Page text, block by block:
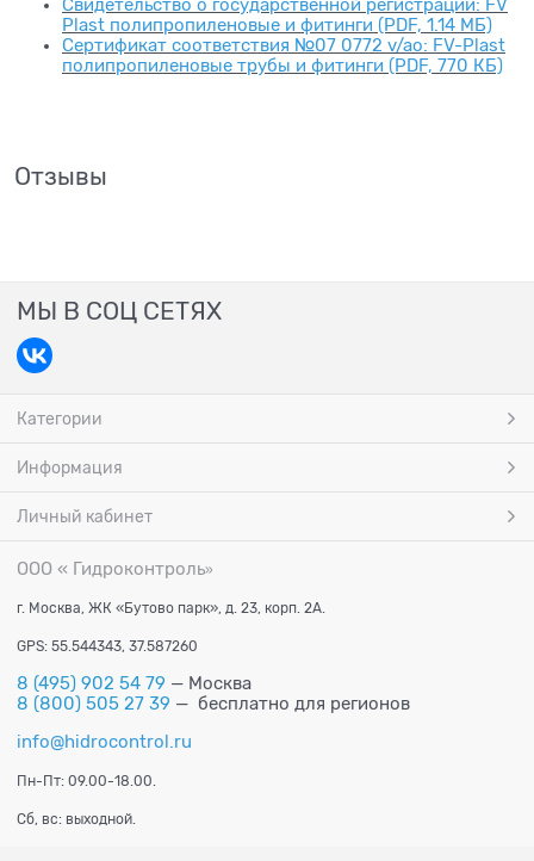
Свидетельство о государственной регистрации: FV
Plast полипропиленовые и фитинги (PDF, 1.14 МБ)
Сертификат соответствия №07 0772 v/ao: FV-Plast
полипропиленовые трубы и фитинги (PDF, 770 КБ)
Отзывы
МЫ В СОЦ СЕТЯХ
Категории
Информация
Личный кабинет
ООО « Гидроконтроль»
г. Москва, ЖК «Бутово парк», д. 23, корп. 2А.
GPS: 55.544343, 37.587260
8 (495) 902 54 79 — Москва
8 (800) 505 27 39 — бесплатно для регионов
info@hidrocontrol.ru
Пн-Пт: 09.00-18.00.
Сб, вс: выходной.